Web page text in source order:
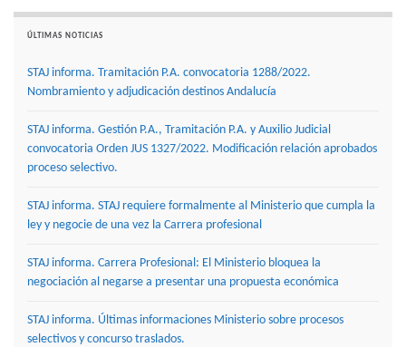
ÚLTIMAS NOTICIAS
STAJ informa. Tramitación P.A. convocatoria 1288/2022.
Nombramiento y adjudicación destinos Andalucía
STAJ informa. Gestión P.A., Tramitación P.A. y Auxilio Judicial
convocatoria Orden JUS 1327/2022. Modificación relación aprobados
proceso selectivo.
STAJ informa. STAJ requiere formalmente al Ministerio que cumpla la
ley y negocie de una vez la Carrera profesional
STAJ informa. Carrera Profesional: El Ministerio bloquea la
negociación al negarse a presentar una propuesta económica
STAJ informa. Últimas informaciones Ministerio sobre procesos
selectivos y concurso traslados.